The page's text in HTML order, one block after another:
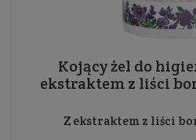
Kojący żel do
ekstraktem z liści
Z ekstraktem z liści